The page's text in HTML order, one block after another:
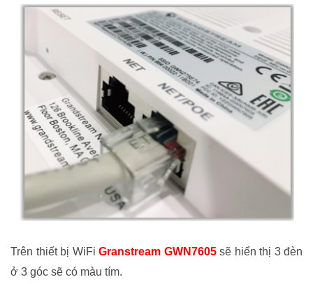
Trên thiết bị WiFi Granstream GWN7605 sẽ hiển thị 3 đèn
ở 3 góc sẽ có màu tím.